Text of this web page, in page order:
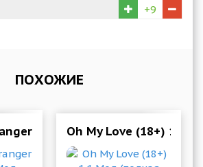
+9
ПОХОЖИЕ
(18+) 0.71 Мод (полная
Oh My Love (18+) 1.1